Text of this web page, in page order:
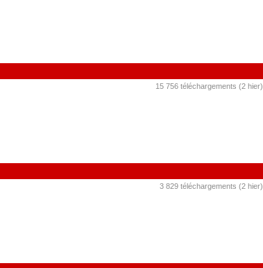
15 756 téléchargements (2 hier)
3 829 téléchargements (2 hier)